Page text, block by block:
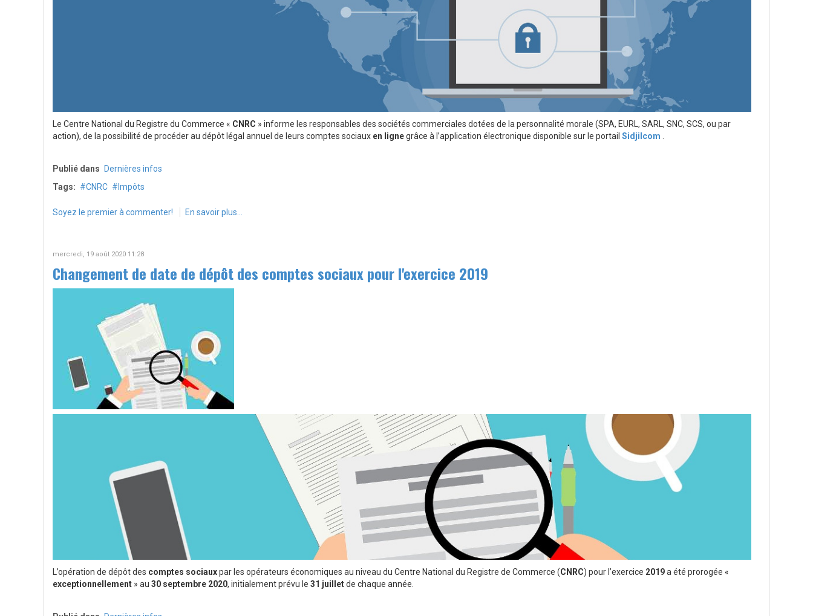
Le Centre National du Registre du Commerce « CNRC » informe les responsables des sociétés commerciales dotées de la personnalité morale (SPA, EURL, SARL, SNC, SCS, ou par
action), de la possibilité de procéder au dépôt légal annuel de leurs comptes sociaux en lignegrâce à l’application électronique disponible sur le portail Sidjilcom
Publié dans
Dernières infos
Tags:
CNRC Impôts
Soyez le premier à commenter! En savoir plus...
mercredi, 19 août 2020 11:28
Changement de date de dépôt des comptes sociaux pour l'exercice 2019
L’opération de dépôt des comptes sociauxpar les opérateurs économiques au niveau du Centre National du Registre de Commerce (CNRC) pour l’exercice 2019a été prorogée «
exceptionnellement » au 30 septembre 2020, initialement prévu le 31 juilletde chaque année.